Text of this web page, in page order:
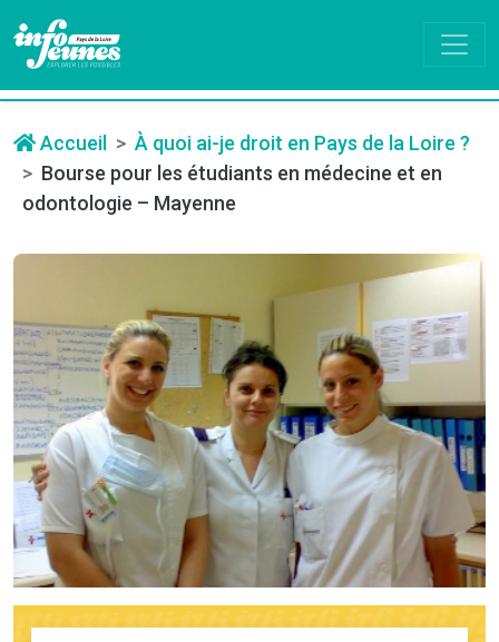
Accueil
À quoi ai-je droit en Pays de la Loire ?
Bourse pour les étudiants en médecine et en
odontologie – Mayenne